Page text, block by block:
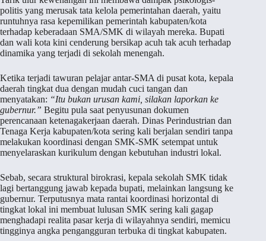
politis yang merusak tata kelola pemerintahan daerah, yaitu
runtuhnya rasa kepemilikan pemerintah kabupaten/kota
terhadap keberadaan SMA/SMK di wilayah mereka. Bupati
dan wali kota kini cenderung bersikap acuh tak acuh terhadap
dinamika yang terjadi di sekolah menengah.
Ketika terjadi tawuran pelajar antar-SMA di pusat kota, kepala
daerah tingkat dua dengan mudah cuci tangan dan
menyatakan: “Itu bukan urusan kami, silakan laporkan ke
gubernur.” Begitu pula saat penyusunan dokumen
perencanaan ketenagakerjaan daerah. Dinas Perindustrian dan
Tenaga Kerja kabupaten/kota sering kali berjalan sendiri tanpa
melakukan koordinasi dengan SMK-SMK setempat untuk
menyelaraskan kurikulum dengan kebutuhan industri lokal.
Sebab, secara struktural birokrasi, kepala sekolah SMK tidak
lagi bertanggung jawab kepada bupati, melainkan langsung ke
gubernur. Terputusnya mata rantai koordinasi horizontal di
tingkat lokal ini membuat lulusan SMK sering kali gagap
menghadapi realita pasar kerja di wilayahnya sendiri, memicu
tingginya angka pengangguran terbuka di tingkat kabupaten.